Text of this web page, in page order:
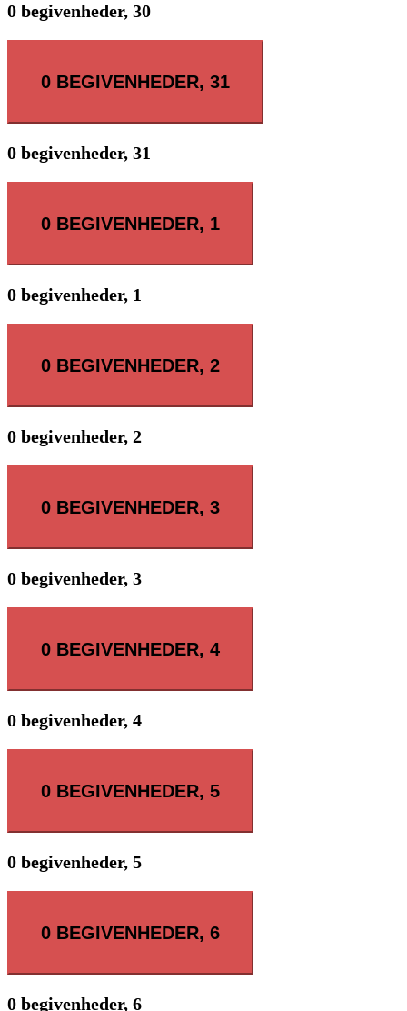
0 begivenheder, 30
0 BEGIVENHEDER, 31
0 begivenheder, 31
0 BEGIVENHEDER, 1
0 begivenheder, 1
0 BEGIVENHEDER, 2
0 begivenheder, 2
0 BEGIVENHEDER, 3
0 begivenheder, 3
0 BEGIVENHEDER, 4
0 begivenheder, 4
0 BEGIVENHEDER, 5
0 begivenheder, 5
0 BEGIVENHEDER, 6
0 begivenheder, 6